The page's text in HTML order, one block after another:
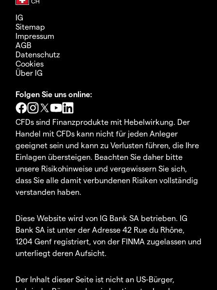
IG
Sitemap
Impressum
AGB
Datenschutz
Cookies
Über IG
Folgen Sie uns online:
CFDs sind Finanzprodukte mit Hebelwirkung. Der
Handel mit CFDs kann nicht für jeden Anleger
geeignet sein und kann zu Verlusten führen, die Ihre
Einlagen übersteigen. Beachten Sie daher bitte
unsere Risikohinweise und vergewissern Sie sich,
dass Sie alle damit verbundenen Risiken vollständig
verstanden haben.
Diese Website wird von IG Bank SA betrieben. IG
Bank SA ist unter der Adresse 42 Rue du Rhône,
1204 Genf registriert, von der FINMA zugelassen und
unterliegt deren Aufsicht.
Der Inhalt dieser Seite ist nicht an US-Bürger,